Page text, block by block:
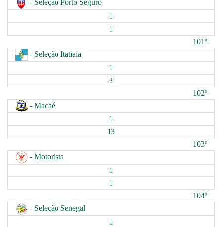
- Seleção Porto Seguro
1
1
101º
- Seleção Itatiaia
1
2
102º
- Macaé
1
13
103º
- Motorista
1
1
104º
- Seleção Senegal
1